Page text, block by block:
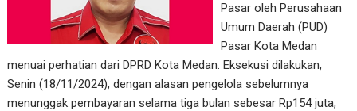
Pasar oleh Perusahaan
Umum Daerah (PUD)
Pasar Kota Medan
menuai perhatian dari DPRD Kota Medan. Eksekusi dilakukan,
Senin (18/11/2024), dengan alasan pengelola sebelumnya
menunggak pembayaran selama tiga bulan sebesar Rp154 juta,